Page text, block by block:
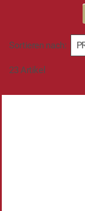
Sortieren nach
23Artikel